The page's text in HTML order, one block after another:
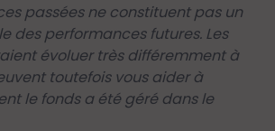
passées ne constituent pas un
des performances futures. Les
évoluer très différemment à
toutefois vous aider à
le fonds a été géré dans le